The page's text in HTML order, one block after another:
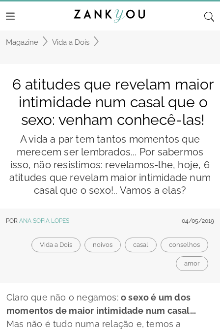
Magazine Vida a Dois
6 atitudes que revelam maior
intimidade num casal que o
sexo: venham conhecê-las!
A vida a par tem tantos momentos que
merecem ser lembrados... Por sabermos
isso, não resistimos: revelamos-lhe, hoje, 6
atitudes que revelam maior intimidade num
casal que o sexo!.. Vamos a elas?
POR ANA SOFIA LOPES 04/05/2019
Vida a Dois noivos casal conselhos
amor
Claro que não o negamos: o sexo é um dos
momentos de maior intimidade num casal...
Mas não é tudo numa relação e, temos a